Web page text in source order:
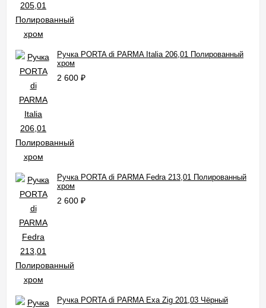
Ручка PORTA di PARMA Italia 206,01 Полированный
хром
2 600 ₽
Ручка PORTA di PARMA Fedra 213,01 Полированный
хром
2 600 ₽
Ручка PORTA di PARMA Exa Zig 201,03 Чёрный